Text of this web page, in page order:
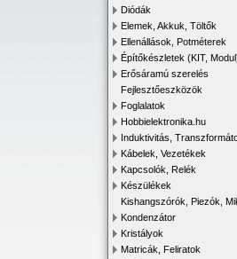
Diódák
Elemek, Akkuk, Töltők
Ellenállások, Potméterek
Építőkészletek (KIT,
Erősáramú szerelés
Fejlesztőeszközök
Foglalatok
Hobbielektronika.hu
Induktivitás,
Kábelek, Vezetékek
Kapcsolók, Relék
Készülékek
Kishangszórók, Piezók,
Kondenzátor
Kristályok
Matricák, Feliratok